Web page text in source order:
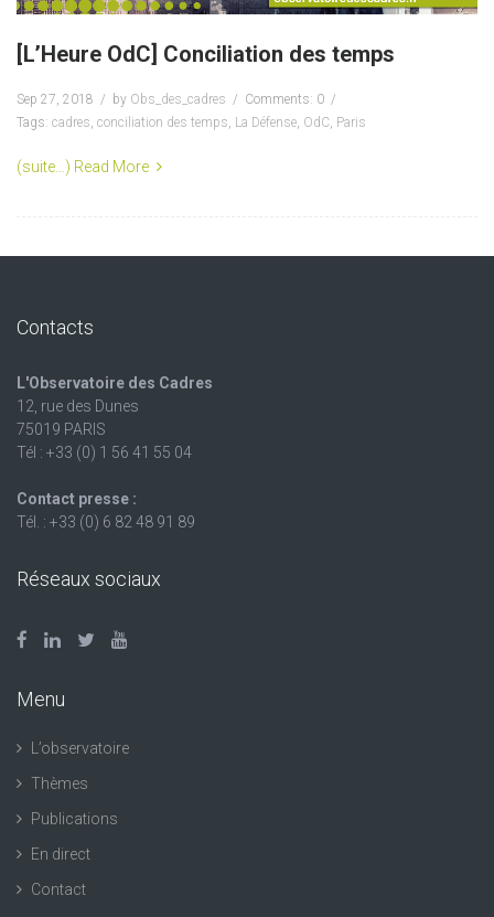
[L’Heure OdC] Conciliation des temps
Sep 27, 2018 by Obs_des_cadres
Comments: 0
Tags: cadres, conciliation des temps, La Défense, OdC, Paris
(suite…) Read More
Contacts
L'Observatoire des Cadres
12, rue des Dunes
75019 PARIS
Tél : +33 (0) 1 56 41 55 04
Contact presse :
Tél. : +33 (0) 6 82 48 91 89
Réseaux sociaux
Menu
L’observatoire
Thèmes
Publications
En direct
Contact